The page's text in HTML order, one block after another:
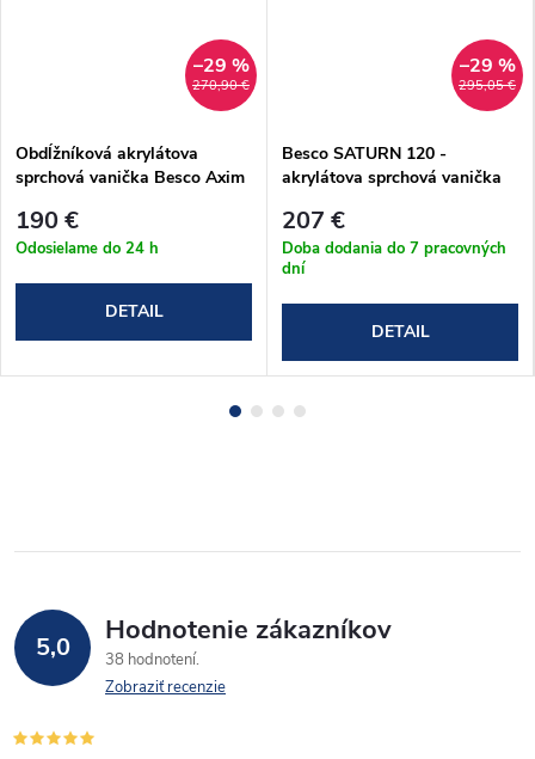
270,90 €
–29 %
Obdĺžníková akrylátova
sprchová vanička Besco Axim
100x80 cm (#BAX-108-PCN)
190 €
Odosielame do 24 h
DETAIL
295,05 €
–29 %
Besco SATURN 120 -
akrylátova sprchová vanička
207 €
Doba dodania do 7 pracovných
dní
DETAIL
5,0 Hodnotenie zákazníkov
38 hodnotení
Zobraziť recenzie